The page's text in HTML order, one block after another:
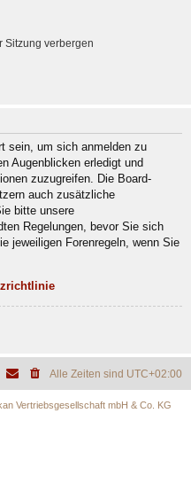
Sitzung verbergen
sein, um sich anmelden zu
Augenblicken erledigt und
zuzugreifen. Die Board-
auch zusätzliche
bitte unsere
Regelungen, bevor Sie sich
jeweiligen Forenregeln, wenn Sie
Alle Zeiten sind UTC+02:00
Vertriebsgesellschaft mbH & Co. KG